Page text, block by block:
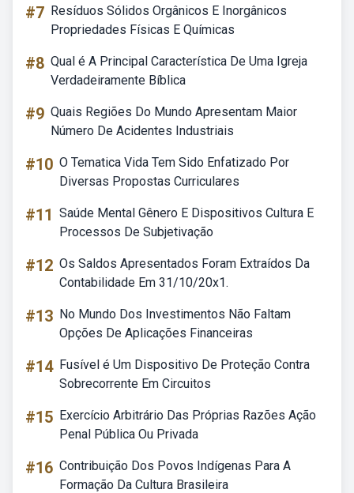
#7 Resíduos Sólidos Orgânicos E Inorgânicos
Propriedades Físicas E Químicas
#8 Qual é A Principal Característica De Uma Igreja
Verdadeiramente Bíblica
#9 Quais Regiões Do Mundo Apresentam Maior
Número De Acidentes Industriais
#10 O Tematica Vida Tem Sido Enfatizado Por
Diversas Propostas Curriculares
#11 Saúde Mental Gênero E Dispositivos Cultura E
Processos De Subjetivação
#12 Os Saldos Apresentados Foram Extraídos Da
Contabilidade Em 31/10/20x1.
#13 No Mundo Dos Investimentos Não Faltam
Opções De Aplicações Financeiras
#14 Fusível é Um Dispositivo De Proteção Contra
Sobrecorrente Em Circuitos
#15 Exercício Arbitrário Das Próprias Razões Ação
Penal Pública Ou Privada
#16 Contribuição Dos Povos Indígenas Para A
Formação Da Cultura Brasileira